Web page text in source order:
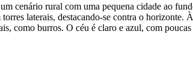
cenário rural com uma pequena cidade ao
laterais, destacando-se contra o
como burros. O céu é claro e azul, com